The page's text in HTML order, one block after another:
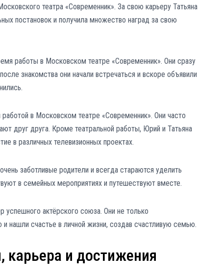
театра «Современник». За свою карьеру Татьяна
постановок и получила множество наград за свою
работы в Московском театре «Современник». Они сразу
знакомства они начали встречаться и вскоре объявили
в Московском театре «Современник». Они часто
друг друга. Кроме театральной работы, Юрий и Татьяна
в различных телевизионных проектах.
заботливые родители и всегда стараются уделить
в семейных мероприятиях и путешествуют вместе.
актёрского союза. Они не только
нашли счастье в личной жизни, создав счастливую семью.
и достижения